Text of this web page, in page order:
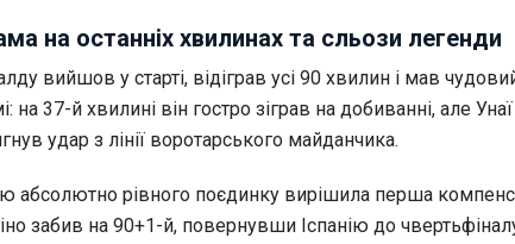
на останніх хвилинах та сльози легенди
вийшов у старті, відіграв усі 90 хвилин і мав
на 37-й хвилині він гостро зіграв на добиванні, але
удар з лінії воротарського майданчика.
абсолютно рівного поєдинку вирішила перша
забив на 90+1-й, повернувши Іспанію до